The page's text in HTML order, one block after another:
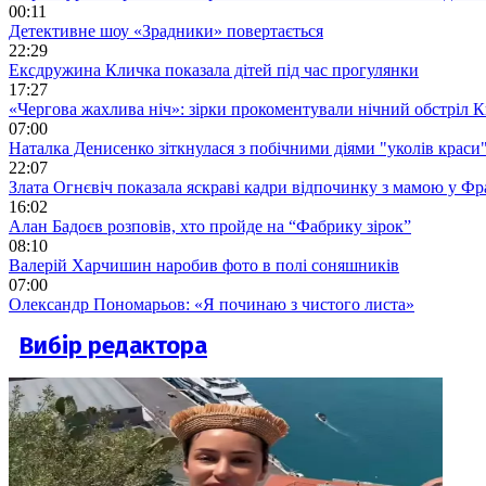
00:11
Детективне шоу «Зрадники» повертається
22:29
Ексдружина Кличка показала дітей під час прогулянки
17:27
«Чергова жахлива ніч»: зірки прокоментували нічний обстріл
07:00
Наталка Денисенко зіткнулася з побічними діями "уколів краси"
22:07
Злата Огнєвіч показала яскраві кадри відпочинку з мамою у
16:02
Алан Бадоєв розповів, хто пройде на “Фабрику зірок”
08:10
Валерій Харчишин наробив фото в полі соняшників
07:00
Олександр Пономарьов: «Я починаю з чистого листа»
Вибір редактора